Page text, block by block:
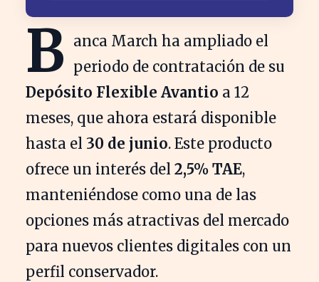
B anca March ha ampliado el
periodo de contratación de su
Depósito Flexible Avantio a 12
meses, que ahora estará disponible
hasta el 30 de junio. Este producto
ofrece un interés del 2,5% TAE,
manteniéndose como una de las
opciones más atractivas del mercado
para nuevos clientes digitales con un
perfil conservador.